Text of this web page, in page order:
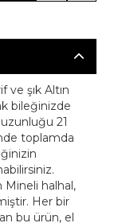
ve şık Altın
bileğinizde
21
toplamda
Mineli halhal,
Her bir
bu ürün, el